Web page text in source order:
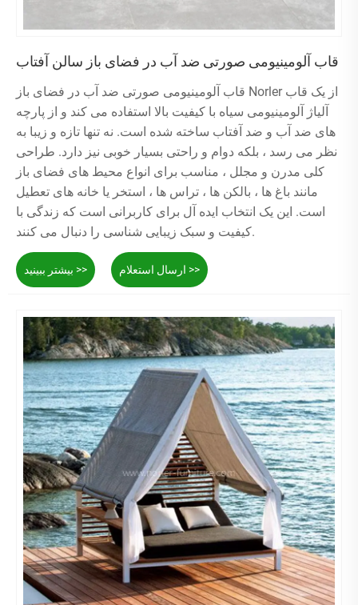
قاب آلومینیومی صورتی ضد آب در فضای باز سالن آفتاب
قاب آلومینیومی صورتی ضد آب در فضای باز Norler از یک قاب
آلیاژ آلومینیومی سیاه با کیفیت بالا استفاده می کند و از پارچه
های ضد آب و ضد آفتاب ساخته شده است. نه تنها تازه و زیبا به
نظر می رسد ، بلکه دوام و راحتی بسیار خوبی نیز دارد. طراحی
کلی مدرن و مجلل ، مناسب برای انواع محیط های فضای باز
مانند باغ ها ، بالکن ها ، تراس ها ، استخر یا خانه های تعطیل
است. این یک انتخاب ایده آل برای کاربرانی است که زندگی با
کیفیت و سبک زیبایی شناسی را دنبال می کنند.
بیشتر ببینید >> ارسال استعلام >>